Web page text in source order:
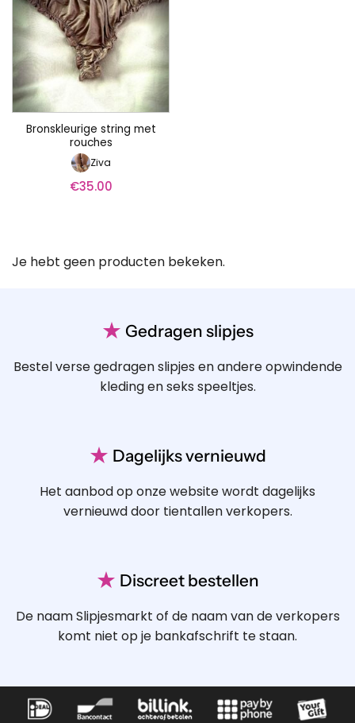
Bronskleurige string met
rouches
Ziva
€35.00
Je hebt geen producten bekeken.
★ Gedragen slipjes
Bestel verse gedragen slipjes en andere opwindende
kleding en seks speeltjes.
★ Dagelijks vernieuwd
Het aanbod op onze website wordt dagelijks
vernieuwd door tientallen verkopers.
★ Discreet bestellen
De naam Slipjesmarkt of de naam van de verkopers
komt niet op je bankafschrift te staan.